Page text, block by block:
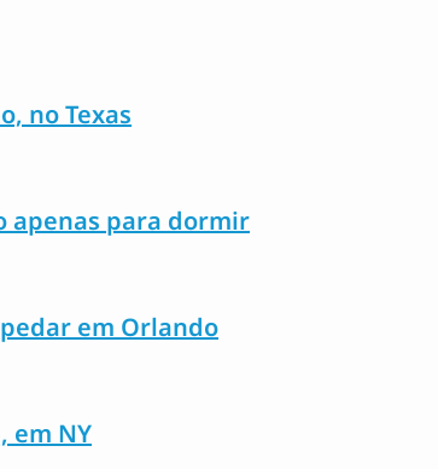
no Texas
apenas para dormir
em Orlando
em NY